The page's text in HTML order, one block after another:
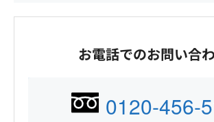
お電話でのお問い合
0120-456-